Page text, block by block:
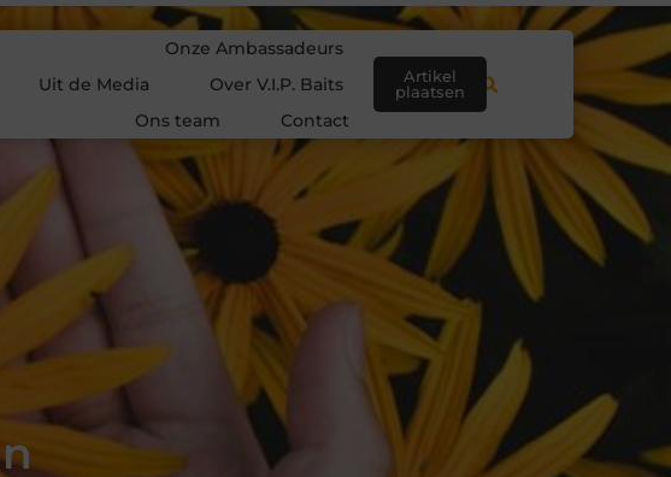
Onze Ambassadeurs
Uit de Media
Over V.I.P. Baits
Ons team
Contact
Artikel
plaatsen